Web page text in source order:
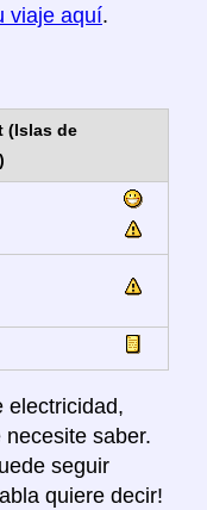
viaje aquí.
(Islas de
electricidad,
saber.
seguir
quiere decir!